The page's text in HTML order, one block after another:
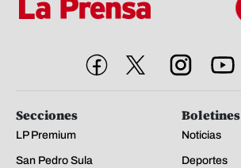
Secciones
LP Premium
San Pedro Sula
Boletines
Noticias
Deportes